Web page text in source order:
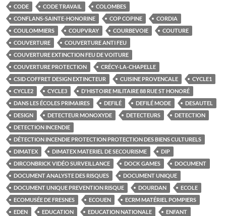
CODE
CODE TRAVAIL
COLOMBES
CONFLANS-SAINTE-HONORINE
COP COPINE
CORDIA
COULOMMIERS
COUPVRAY COURBEVOIE
COUTURE
COUVERTURE
COUVERTURE ANTI FEU
COUVERTURE EXTINCTION FEU DE VOITURE
COUVERTURE PROTECTION
CRÉCY-LA-CHAPELLE
CSID COFFRET DESIGN EXTINCTEUR
CUISINE PROVENCALE
CYCLE1
CYCLE2
CYCLE3
D'HISTOIRE MILITAIRE 88 RUE ST HONORÉ
DANS LES ÉCOLES PRIMAIRES
DEFILÉ DEFILÉ MODE
DESAUTEL
DESIGN
DETECTEUR MONOXYDE DETECTEURS
DETECTION
DETECTION INCENDIE
DÉTECTION INCENDIE PROTECTION PROTECTION DES BIENS CULTURELS
DIMATEX
DIMATEX MATERIEL DE SECOURISME
DIP
DIRCONBRICK VIDÉO SURVEILLANCE
DOCK GAMES
DOCUMENT
DOCUMENT ANALYSTE DES RISQUES
DOCUMENT UNIQUE
DOCUMENT UNIQUE PREVENTION RISQUE
DOURDAN
ECOLE
ECOMUSÉE DE FRESNES
ECOUEN
ECRM MATÉRIEL POMPIERS
EDEN
EDUCATION EDUCATION NATIONALE
ENFANT